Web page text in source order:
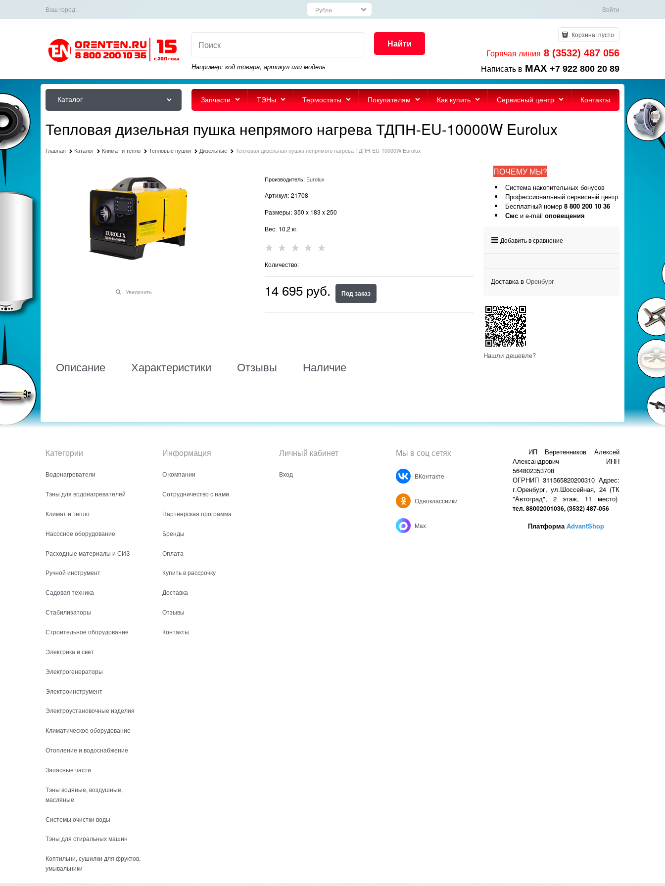
Ваш город: Войти
Найти
Например: код товара, артикул или модель
Корзина:пусто
Горячая линия 8 (3532) 487 056
Написать в MAX +7 922 800 20 89
Каталог Запчасти ТЭНы Термостаты Покупателям Как купить Сервисный центр Контакты
Тепловая дизельная пушка непрямого нагрева ТДПН-EU-10000W Eurolux
Главная Каталог Климат и тепло Тепловые пушки Дизельные Тепловая дизельная пушка непрямого нагрева ТДПН-EU-10000W Eurolux
Увеличить
Производитель: Eurolux
Артикул: 21708
Размеры: 350 x 183 x250
Вес: 10,2 кг.
Количество:
14 695 руб. Под заказ
Описание Характеристики Отзывы Наличие
ПОЧЕМУ МЫ?
Система накопительных бонусов
Профессиональный сервисный центр
Бесплатный номер 8 800 200 10 36
Смс и e-mail оповещения
Добавить в сравнение
Доставка в Оренбург
Нашли дешевле?
Категории
Водонагреватели
Тэны для водонагревателей
Климат и тепло
Насосное оборудование
Расходные материалы и СИЗ
Ручной инструмент
Садовая техника
Стабилизаторы
Строительное оборудование
Электрика и свет
Электрогенераторы
Электроинструмент
Электроустановочные изделия
Климатическое оборудование
Отопление и водоснабжение
Запасные части
Тэны водяные, воздушные,
масляные
Системы очистки воды
Тэны для стиральных машин
Коптильни, сушилки для фруктов,
умывальники
Информация
О компании
Сотрудничество с нами
Партнерская программа
Бренды
Оплата
Купить в рассрочку
Доставка
Отзывы
Контакты
Личный кабинет
Вход
Мы в соц сетях
ВКонтакте
Одноклассники
Max
ИП Веретенников Алексей
Александрович ИНН
564802353708
ОГРНИП 311565820200310 Адрес:
г.Оренбург, ул.Шоссейная, 24 (ТК
"Автоград", 2 этаж, 11 место)
тел. 88002001036, (3532) 487-056
ПлатформаAdvantShop